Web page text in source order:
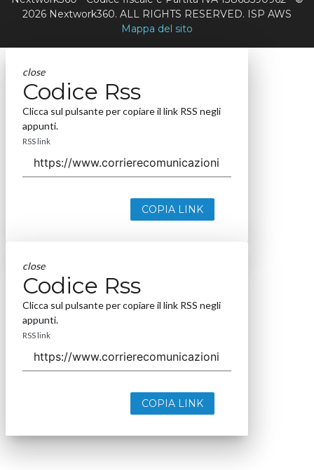
2026 Nextwork360. ALL RIGHTS RESERVED. ISP AWS
Mappa del sito
close
Codice Rss
Clicca sul pulsante per copiare il link RSS negli
appunti.
RSS link
COPIA LINK
close
Codice Rss
Clicca sul pulsante per copiare il link RSS negli
appunti.
RSS link
COPIA LINK